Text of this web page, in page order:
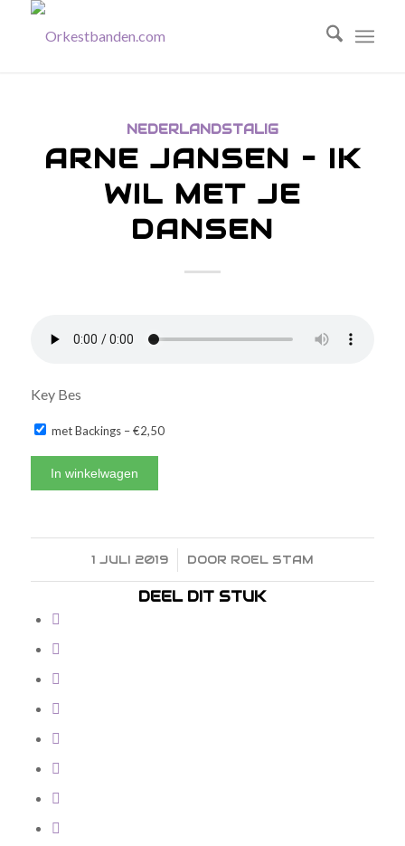
NEDERLANDSTALIG
ARNE JANSEN – IK
WIL MET JE
DANSEN
Key Bes
met Backings–€2,50
In winkelwagen
1 JULI 2019
/ DOOR ROEL STAM
DEEL DIT STUK